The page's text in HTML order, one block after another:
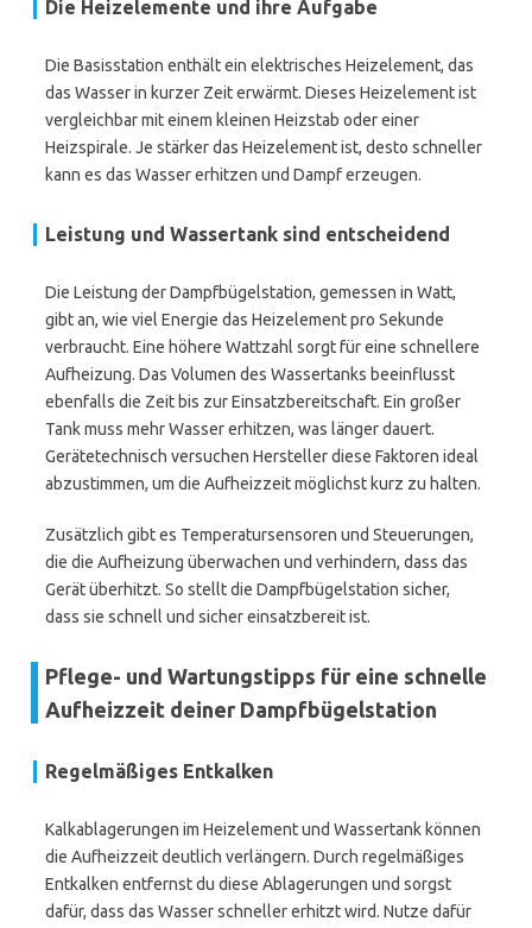
Die Heizelemente und ihre Aufgabe
Die Basisstation enthält ein elektrisches Heizelement, das
das Wasser in kurzer Zeit erwärmt. Dieses Heizelement ist
vergleichbar mit einem kleinen Heizstab oder einer
Heizspirale. Je stärker das Heizelement ist, desto schneller
kann es das Wasser erhitzen und Dampf erzeugen.
Leistung und Wassertank sind entscheidend
Die Leistung der Dampfbügelstation, gemessen in Watt,
gibt an, wie viel Energie das Heizelement pro Sekunde
verbraucht. Eine höhere Wattzahl sorgt für eine schnellere
Aufheizung. Das Volumen des Wassertanks beeinflusst
ebenfalls die Zeit bis zur Einsatzbereitschaft. Ein großer
Tank muss mehr Wasser erhitzen, was länger dauert.
Gerätetechnisch versuchen Hersteller diese Faktoren ideal
abzustimmen, um die Aufheizzeit möglichst kurz zu halten.
Zusätzlich gibt es Temperatursensoren und Steuerungen,
die die Aufheizung überwachen und verhindern, dass das
Gerät überhitzt. So stellt die Dampfbügelstation sicher,
dass sie schnell und sicher einsatzbereit ist.
Pflege- und Wartungstipps für eine schnelle
Aufheizzeit deiner Dampfbügelstation
Regelmäßiges Entkalken
Kalkablagerungen im Heizelement und Wassertank können
die Aufheizzeit deutlich verlängern. Durch regelmäßiges
Entkalken entfernst du diese Ablagerungen und sorgst
dafür, dass das Wasser schneller erhitzt wird. Nutze dafür